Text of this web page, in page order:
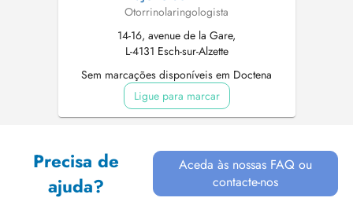
Otorrinolaringologista
14-16, avenue de la Gare,
L-4131 Esch-sur-Alzette
Sem marcações disponíveis em Doctena
Ligue para marcar
Precisa de
ajuda?
Aceda às nossas FAQ ou
contacte-nos